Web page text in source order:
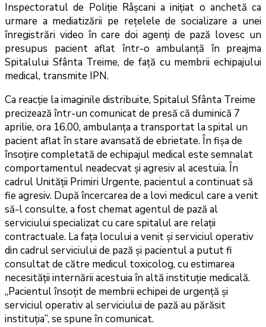
Inspectoratul de Poliție Râșcani a inițiat o anchetă ca
urmare a mediatizării pe rețelele de socializare a unei
înregistrări video în care doi agenți de pază lovesc un
presupus pacient aflat într-o ambulanță în preajma
Spitalului Sfânta Treime, de față cu membrii echipajului
medical, transmite IPN.
Ca reacție la imaginile distribuite, Spitalul Sfânta Treime
precizează într-un comunicat de presă că duminică 7
aprilie, ora 16.00, ambulanța a transportat la spital un
pacient aflat în stare avansată de ebrietate. În fișa de
însoțire completată de echipajul medical este semnalat
comportamentul neadecvat și agresiv al acestuia. În
cadrul Unității Primiri Urgente, pacientul a continuat să
fie agresiv. După încercarea de a lovi medicul care a venit
să-l consulte, a fost chemat agentul de pază al
serviciului specializat cu care spitalul are relații
contractuale. La fața locului a venit și serviciul operativ
din cadrul serviciului de pază și pacientul a putut fi
consultat de către medicul toxicolog, cu estimarea
necesității internării acestuia în altă instituție medicală.
„Pacientul însoțit de membrii echipei de urgență și
serviciul operativ al serviciului de pază au părăsit
instituția”, se spune în comunicat.